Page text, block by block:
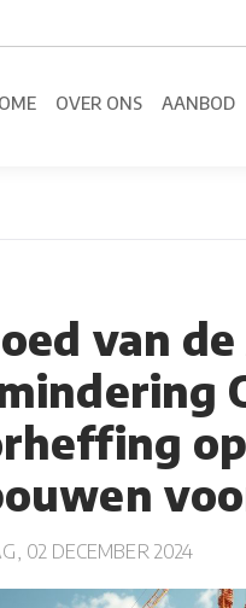
OVER ONS AANBOD
van
02 DECEMBER 2024